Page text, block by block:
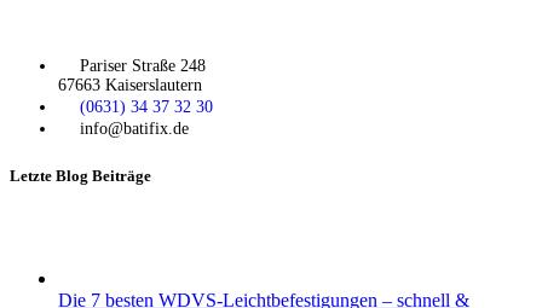
Pariser Straße 248
67663 Kaiserslautern
(0631) 34 37 32 30
info@batifix.de
Letzte Blog Beiträge
Die 7 besten WDVS-Leichtbefestigungen – schnell &